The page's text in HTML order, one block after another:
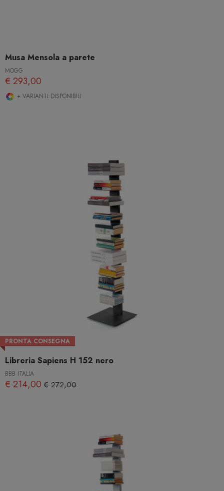
Musa Mensola a parete
MOGG
€ 293,00
+ VARIANTI DISPONIBILI
PRONTA CONSEGNA
Libreria Sapiens H 152 nero
BBB ITALIA
€ 214,00 € 272,00